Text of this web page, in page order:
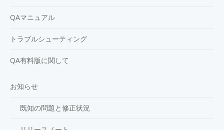
QAマニュアル
トラブルシューティング
QA有料版に関して
お知らせ
既知の問題と修正状況